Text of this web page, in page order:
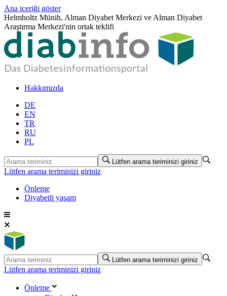
Ana içeriği göster
Helmholtz Münih, Alman Diyabet Merkezi ve Alman Diyabet
Araştırma Merkezi'nin ortak teklifi
Hakkımızda
DE
EN
TR
RU
PL
Lütfen arama teriminizi giriniz
Lütfen arama teriminizi giriniz
Önleme
Diyabetli yaşam
Lütfen arama teriminizi giriniz
Lütfen arama teriminizi giriniz
Önleme